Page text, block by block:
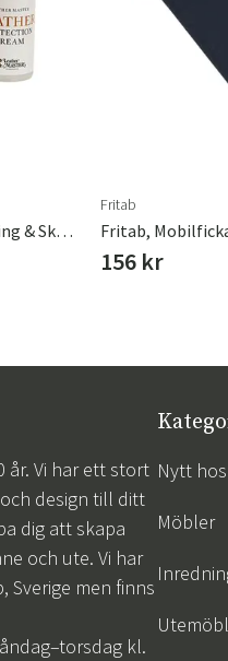
Leather Master, Läder Rengöring & Skydd Mini 2 X 100 Ml
Fritab
Fritab,
156 kr
år. Vi har ett stort
design till ditt
dig att skapa
och ute. Vi har
Sverige men finns
kl.
Nytt
Möbler